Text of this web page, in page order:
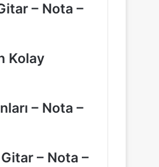
– Nota –
Kolay
– Nota –
– Nota –